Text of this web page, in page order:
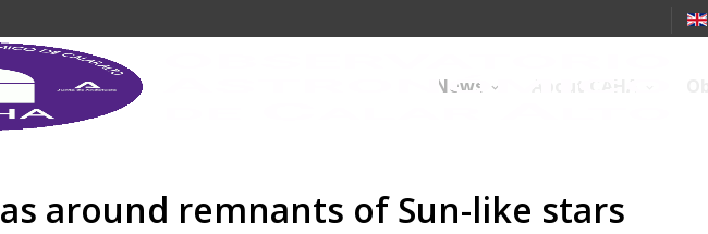
News
around remnants of Sun-like stars